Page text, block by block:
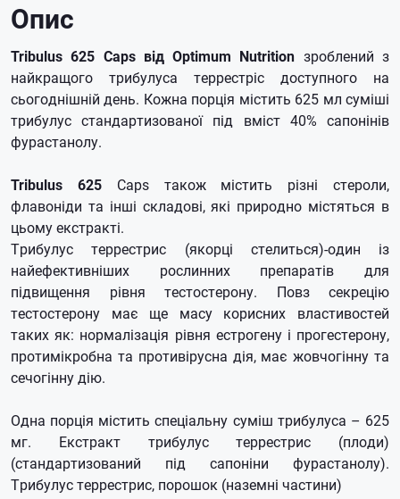
Опис
Tribulus 625 Caps від Optimum Nutrition зроблений з
найкращого трибулуса террестріс доступного на
сьогоднішній день. Кожна порція містить 625 мл суміші
трибулус стандартизованої під вміст 40% сапонінів
фурастанолу.
Tribulus 625Caps також містить різні стероли,
флавоніди та інші складові, які природно містяться в
цьому екстракті.
Трибулус террестрис (якорці стелиться)-один із
найефективніших рослинних препаратів для
підвищення рівня тестостерону. Повз секрецію
тестостерону має ще масу корисних властивостей
таких як: нормалізація рівня естрогену і прогестерону,
протимікробна та противірусна дія, має жовчогінну та
сечогінну дію.
Одна порція містить спеціальну суміш трибулуса – 625
мг. Екстракт трибулус террестрис (плоди)
(стандартизований під сапоніни фурастанолу).
Трибулус террестрис, порошок (наземні частини)